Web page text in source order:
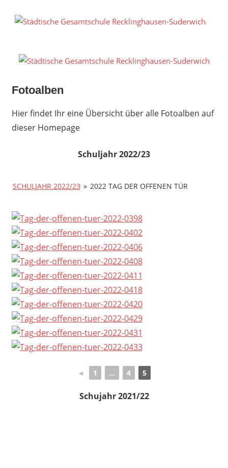
Inhalt
Fotoalben
Hier findet Ihr eine Übersicht über alle Fotoalben auf
dieser Homepage
Schuljahr 2022/23
SCHULJAHR 2022/23 » 2022 TAG DER OFFENEN TÜR
◄ 1 ... 4 5
Schujahr 2021/22